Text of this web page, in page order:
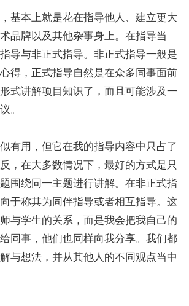
基本上就是花在指导他人、建立更大
品牌以及其他杂事身上。在指导当
导与非正式指导。非正式指导一般是
得，正式指导自然是在众多同事面前
式讲解项目知识了，而且可能涉及一
。
有用，但它在我的指导内容中只占了
，在大多数情况下，最好的方式是只
围绕同一主题进行讲解。在非正式指
于称其为同伴指导或者相互指导。这
与学生的关系，而是我会把我自己的
同事，他们也同样向我分享。我们都
与想法，并从其他人的不同观点当中